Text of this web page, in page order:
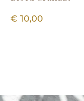
€ 10,00